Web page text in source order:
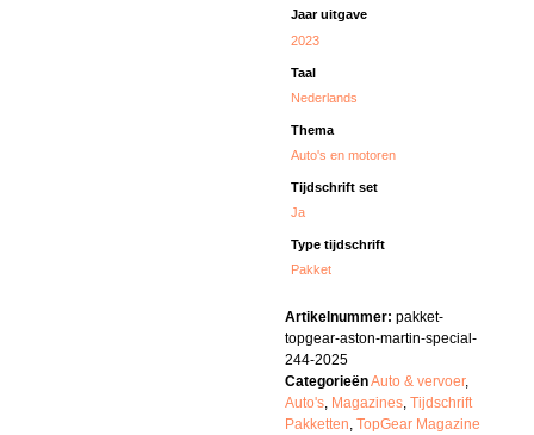
Jaar uitgave
2023
Taal
Nederlands
Thema
Auto's en motoren
Tijdschrift set
Ja
Type tijdschrift
Pakket
Artikelnummer: pakket-
topgear-aston-martin-special-
244-2025
CategorieënAuto & vervoer,
Auto's, Magazines, Tijdschrift
Pakketten, TopGear Magazine